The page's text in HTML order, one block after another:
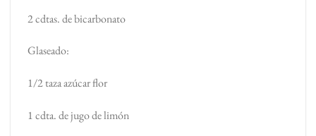
2 cdtas. de bicarbonato
Glaseado:
1/2 taza azúcar flor
1 cdta. de jugo de limón